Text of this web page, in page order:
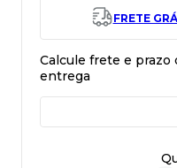
FRETE